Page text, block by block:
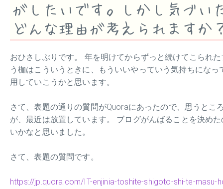
がしたいです。しかし気づい
どんな理由が考えられますか
おひさしぶりです。 年を明けてからずっと続けてこられ
う枷はこういうときに、もういいやっていう気持ちにな
用していこうかと思います。
さて、表題の通りの質問がQuoraにあったので、思うと
が、最近は放置しています。 ブログがんばることを決め
いかなと思いました。
さて、表題の質問です。
https://jp.quora.com/IT-enjinia-toshite-shigoto-shi-te-masu-